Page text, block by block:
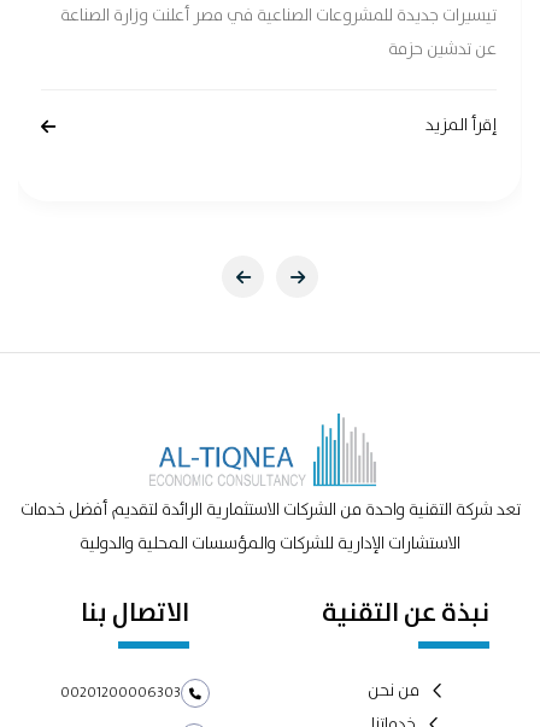
تيسيرات جديدة للمشروعات الصناعية في مصر أعلنت وزارة الصناعة
عن تدشين حزمة
إقرأ المزيد
تعد شركة التقنية واحدة من الشركات الاستثمارية الرائدة لتقديم أفضل خدمات
الاستشارات الإدارية للشركات والمؤسسات المحلية والدولية
نبذة عن التقنية
من نحن
الاتصال بنا
00201200006303